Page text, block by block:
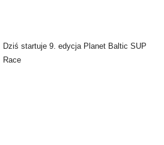
Dziś startuje 9. edycja Planet Baltic SUP
Race